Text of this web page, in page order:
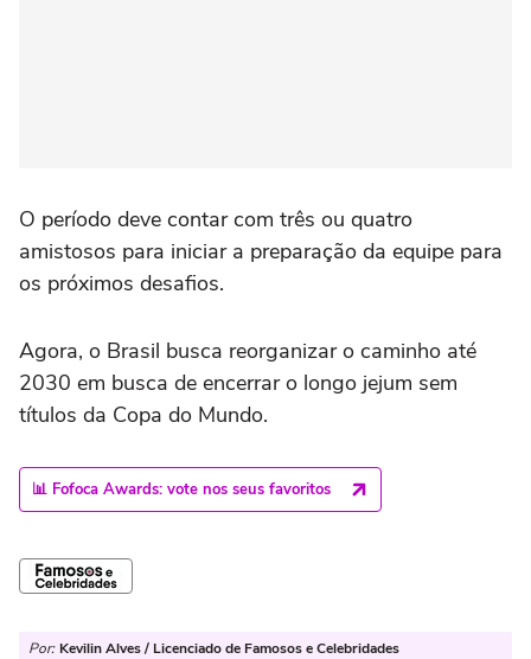
O período deve contar com três ou quatro
amistosos para iniciar a preparação da equipe para
os próximos desafios.
Agora, o Brasil busca reorganizar o caminho até
2030 em busca de encerrar o longo jejum sem
títulos da Copa do Mundo.
📊 Fofoca Awards: vote nos seus favoritos
Por: Kevilin Alves / Licenciado de Famosos e Celebridades